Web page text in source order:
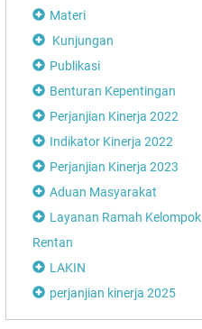
Materi
Kunjungan
Publikasi
Benturan Kepentingan
Perjanjian Kinerja 2022
Indikator Kinerja 2022
Perjanjian Kinerja 2023
Aduan Masyarakat
Layanan Ramah Kelompok
Rentan
LAKIN
perjanjian kinerja 2025